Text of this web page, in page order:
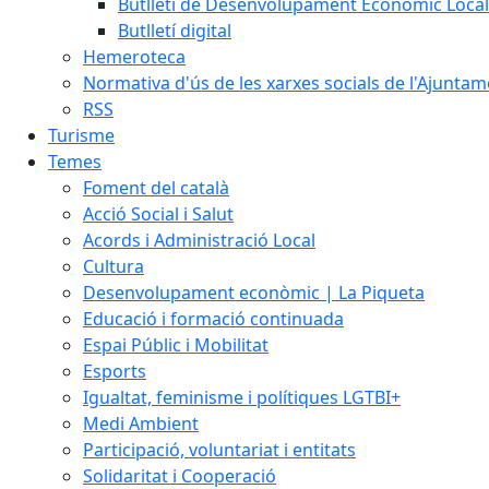
Butlletí digital
Hemeroteca
Normativa d'ús de les xarxes socials de
RSS
Turisme
Temes
Foment del català
Acció Social i Salut
Acords i Administració Local
Cultura
Desenvolupament econòmic | La Piqueta
Educació i formació continuada
Espai Públic i Mobilitat
Esports
Igualtat, feminisme i polítiques LGTBI+
Medi Ambient
Participació, voluntariat i entitats
Solidaritat i Cooperació